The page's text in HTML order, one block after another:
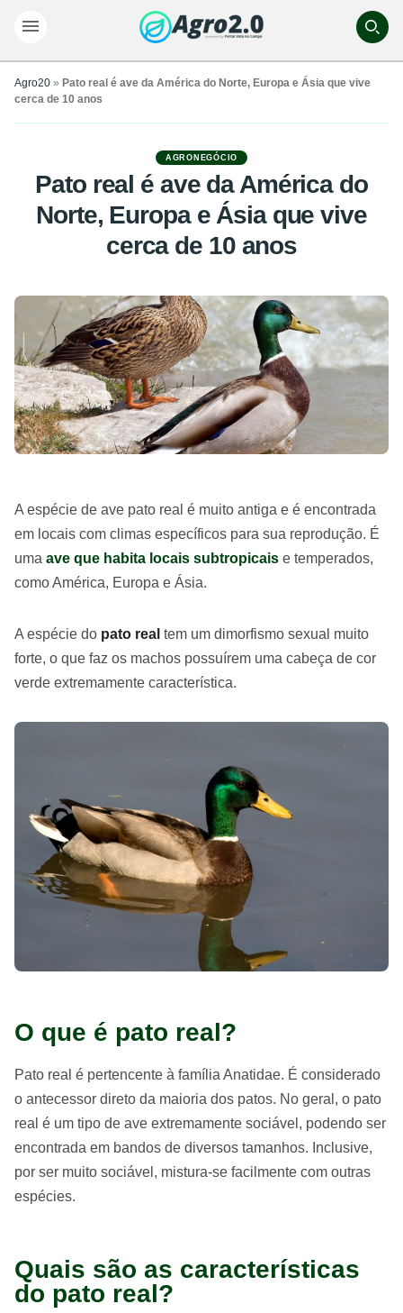
Agro20 » Pato real é ave da América do Norte, Europa e Ásia que vive
cerca de 10 anos
AGRONEGÓCIO
Pato real é ave da América do
Norte, Europa e Ásia que vive
cerca de 10 anos
A espécie de ave pato real é muito antiga e é encontrada
em locais com climas específicos para sua reprodução. É
uma ave que habita locais subtropicais e temperados,
como América, Europa e Ásia.
A espécie do pato real tem um dimorfismo sexual muito
forte, o que faz os machos possuírem uma cabeça de cor
verde extremamente característica.
O que é pato real?
Pato real é pertencente à família Anatidae. É considerado
o antecessor direto da maioria dos patos. No geral, o pato
real é um tipo de ave extremamente sociável, podendo ser
encontrada em bandos de diversos tamanhos. Inclusive,
por ser muito sociável, mistura-se facilmente com outras
espécies.
Quais são as características
do pato real?